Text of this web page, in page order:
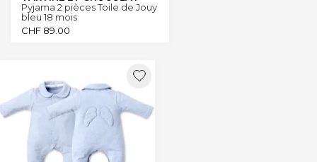
Pyjama 2 pièces Toile de Jouy
bleu 18 mois
CHF 89.00